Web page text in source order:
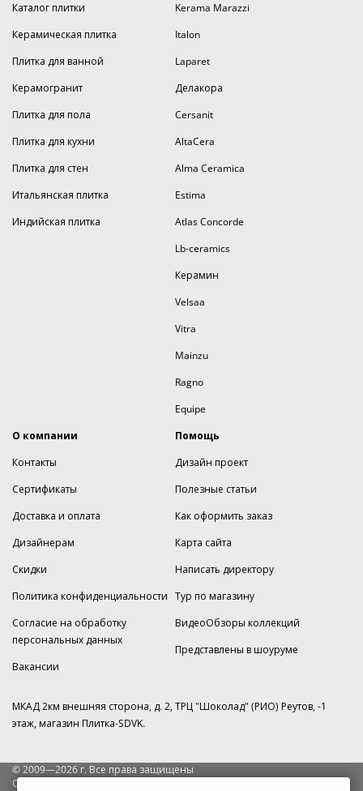
Каталог плитки
Керамическая плитка
Плитка для ванной
Керамогранит
Плитка для пола
Плитка для кухни
Плитка для стен
Итальянская плитка
Индийская плитка
Kerama Marazzi
Italon
Laparet
Делакора
Cersanit
AltaCera
Alma Ceramica
Estima
Atlas Concorde
Lb-ceramics
Керамин
Velsaa
Vitra
Mainzu
Ragno
Equipe
О компании
Контакты
Сертификаты
Доставка и оплата
Дизайнерам
Скидки
Политика конфиденциальности
Согласие на обработку
персональных данных
Вакансии
Помощь
Дизайн проект
Полезные статьи
Как оформить заказ
Карта сайта
Написать директору
Тур по магазину
ВидеоОбзоры коллекций
Представлены в шоуруме
МКАД 2км внешняя сторона, д. 2, ТРЦ "Шоколад" (РИО) Реутов, -1
этаж, магазин Плитка-SDVK.
© 2009—2026 г. Все права защищены
Обращаем Ваше внимание на то, что данный интернет-сайт носит